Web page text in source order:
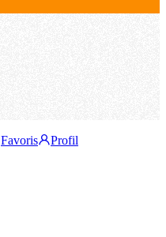
Favoris Profil